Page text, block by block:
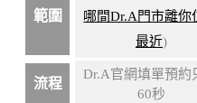
範圍
哪間Dr.A門市離你
最近)
流程
Dr.A官網填單預約
60秒